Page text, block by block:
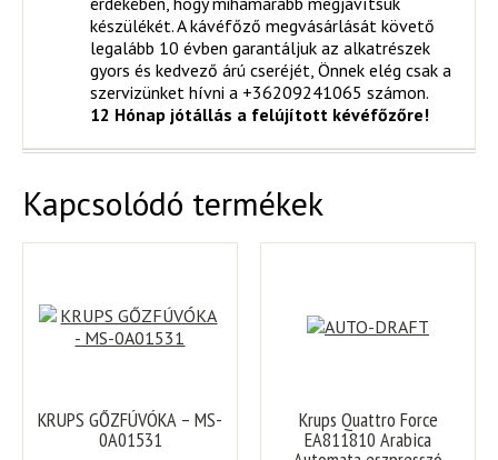
készülékét. A kávéfőző megvásárlását követő
legalább 10 évben garantáljuk az alkatrészek
gyors és kedvező árú cseréjét, Önnek elég csak a
szervizünket hívni a +36209241065 számon.
12 Hónap jótállás a felújított kévéfőzőre!
Kapcsolódó termékek
KRUPS GŐZFÚVÓKA – MS-
0A01531
Krups Quattro Force
EA811810 Arabica